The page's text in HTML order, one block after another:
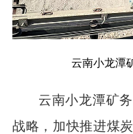
云南小龙潭
云南小龙潭矿
战略，加快推进煤